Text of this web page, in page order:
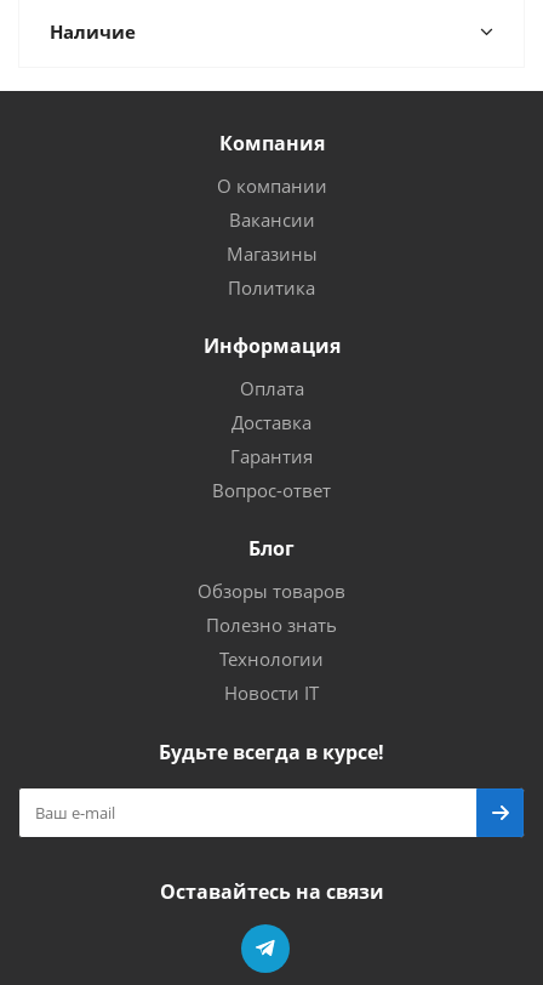
Наличие
Компания
О компании
Вакансии
Магазины
Политика
Информация
Оплата
Доставка
Гарантия
Вопрос-ответ
Блог
Обзоры товаров
Полезно знать
Технологии
Новости IT
Будьте всегда в курсе!
Оставайтесь на связи